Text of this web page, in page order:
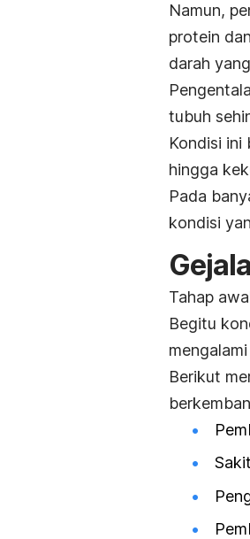
Namun,
protein
darah
tubuh
Kondisi ini
hingga
Pada
kondisi
Tahap
Begitu
Berikut